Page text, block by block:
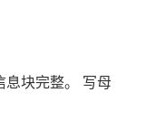
块完整。 写母